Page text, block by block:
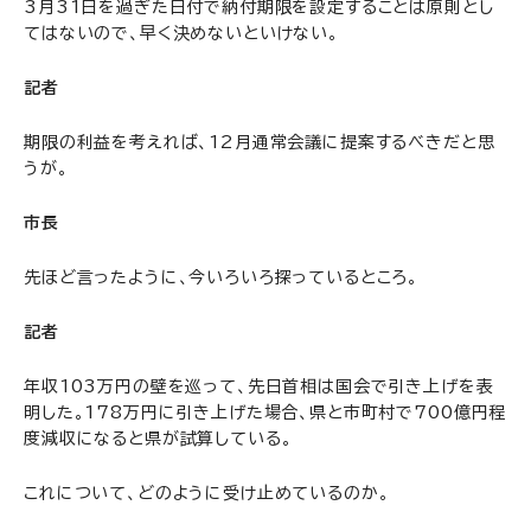
3月31日を過ぎた日付で納付期限を設定することは原則とし
てはないので、早く決めないといけない。
記者
期限の利益を考えれば、12月通常会議に提案するべきだと思
うが。
市長
先ほど言ったように、今いろいろ探っているところ。
記者
年収103万円の壁を巡って、先日首相は国会で引き上げを表
明した。178万円に引き上げた場合、県と市町村で700億円程
度減収になると県が試算している。
これについて、どのように受け止めているのか。